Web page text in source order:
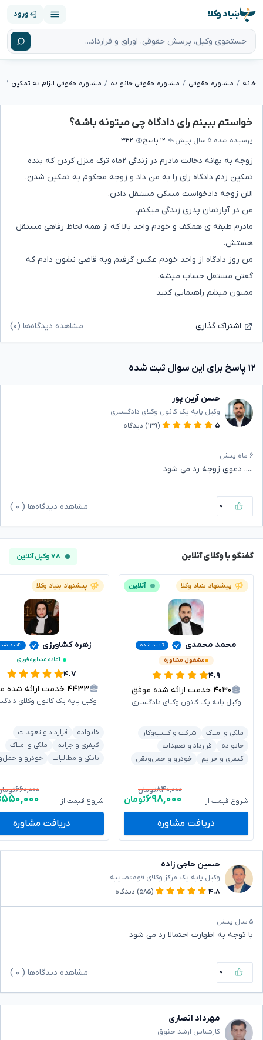
بنیاد وکلا ورود
خانه مشاوره حقوقی مشاوره حقوقی خانواده مشاوره حقوقی الزام به تمکین
خواستم ببینم رای دادگاه چی میتونه باشه؟
پرسیده شده ۵ سال پیش ۱۲ پاسخ ۳۴۲
زوجه به بهانه دخالت مادرم در زندگی ۲ماه ترک منزل کردن که بنده
تمکین زدم دادگاه رای را به من داد و زوجه محکوم به تمکین شدن.
الان زوجه دادخواست مسکن مستقل دادن.
من در آپارتمان پدری زندگی میکنم.
مادرم طبقه ی همکف و خودم واحد بالا که از همه لحاظ رفاهی مستقل
هستش.
من روز دادگاه از واحد خودم عکس گرفتم وبه قاضی نشون دادم که
گفتن مستقل حساب میشه.
ممنون میشم راهنمایی کنید
اشتراک گذاری مشاهده دیدگاه‌ها (۰)
۱۲ پاسخ برای این سوال ثبت شده
حسن آرین پور
وکیل پایه یک کانون وکلای دادگستری
۵
(۱۳۹) دیدگاه
۶ ماه پیش
..... دعوی زوجه رد می شود
۰ مشاهده دیدگاه‌ها ( ۰
گفتگو با وکلای آنلاین ۷۸ وکیل آنلاین
پیشنهاد بنیاد وکلا آنلاین
محمد محمدی
تایید شده
مشغول مشاوره
۴.۹
۴۰۳۰ خدمت ارائه شده موفق
وکیل پایه یک کانون وکلای دادگستری
ملکی و املاک
شرکت و کسب‌وکار
خانواده
قرارداد و تعهدات
کیفری و جرایم
خودرو و حمل‌ونقل
شروع قیمت از
۸۴۰,۰۰۰تومان
۶۹۸,۰۰۰تومان
دریافت مشاوره
پیشنهاد بنیاد وکلا
زهره کشاورزی
تایید
آماده مشاوره فوری
۴.۷
۴۴۳۳ خدمت ارائه شده موفق
وکیل پایه یک کانون وکلای
خانواده
قرارداد و تعهدات
کیفری و جرایم
ملکی و املاک
بانکی و مطالبات
خودرو و
شروع قیمت از
۶۶۰,۰۰۰
۵۵۰,۰۰۰
دریافت مشاوره
حسین حاجی زاده
وکیل پایه یک مرکز وکلای قوه‌قضاییه
۴.۸
(۵۸۵) دیدگاه
۵ سال پیش
با توجه به اظهارت احتمالا رد می شود
۰ مشاهده دیدگاه‌ها ( ۰
مهرداد انصاری
کارشناس ارشد حقوق